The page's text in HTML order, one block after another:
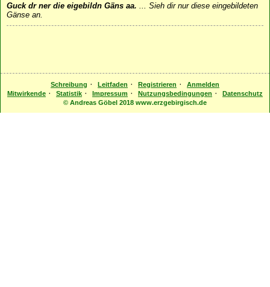
Guck dr ner die eigebildn Gäns aa.
Sieh dir nur diese eingebildeten
Gänse an.
Schreibung · Leitfaden · Registrieren ·
Anmelden
Mitwirkende · Statistik · Impressum · Nutzungsbedingungen ·
Datenschutz
© Andreas Göbel 2018 www.erzgebirgisch.de